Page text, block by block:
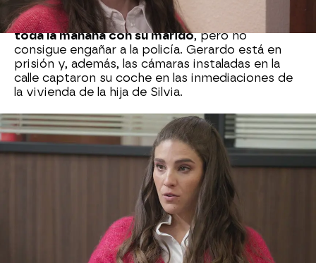
Durante el interrogatorio,
Elena finge no saber
quién es Antonia y asegura al agente que pasó
toda la mañana con su marido, pero no
consigue engañar a la policía. Gerardo está en
prisión y, además, las cámaras instaladas en la
calle captaron su coche en las inmediaciones de
la vivienda de la hija de Silvia.
Mientras tanto, Lamberto acude a prisión para
contarle a Gerardo que Toñita ha sido
atropelladapor Elena. El joven médico se
tranquiliza cuando descubre que tanto su novia
como el bebé que espera están fuera de peligro.
Gerardo quiere que Elena pague por el daño
que ha causado a Antoniay le pide a su padre
que cuide de ella y le diga cuánto la ama. "Daría lo